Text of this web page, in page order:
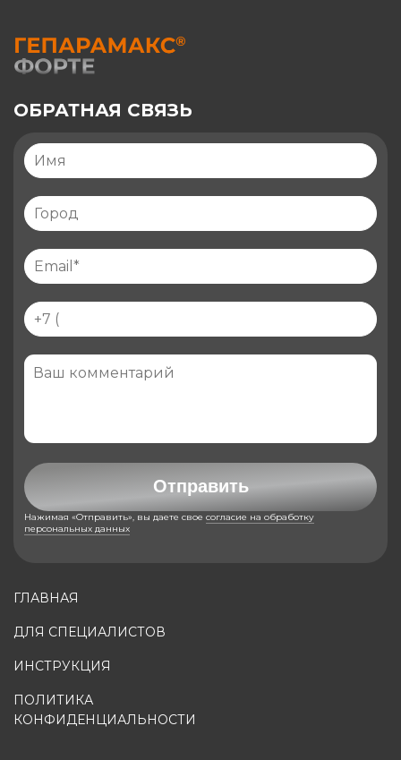
ГЛАВНАЯ
ДЛЯ СПЕЦИАЛИСТОВ
ИНСТРУКЦИЯ
ПОЛИТИКА
КОНФИДЕНЦИАЛЬНОСТИ
ОБРАТНАЯ СВЯЗЬ
Отправить
Нажимая «Отправить», вы даете свое согласие на обработку
персональных данных